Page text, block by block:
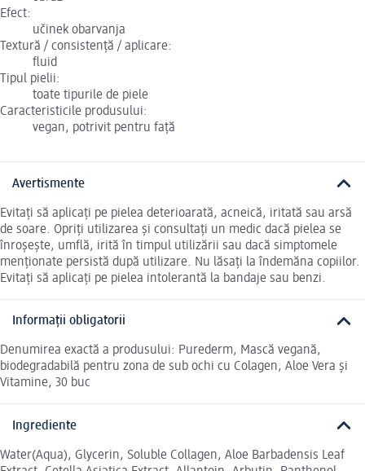
Efect:
učinek obarvanja
Textură / consistență / aplicare:
fluid
Tipul pielii:
toate tipurile de piele
Caracteristicile produsului:
vegan, potrivit pentru față
Avertismente
Evitați să aplicați pe pielea deterioarată, acneică, iritată sau arsă
de soare. Opriți utilizarea și consultați un medic dacă pielea se
înroșește, umflă, irită în timpul utilizării sau dacă simptomele
menționate persistă după utilizare. Nu lăsați la îndemăna copiilor.
Evitați să aplicați pe pielea intolerantă la bandaje sau benzi.
Informații obligatorii
Denumirea exactă a produsului: Purederm, Mască vegană,
biodegradabilă pentru zona de sub ochi cu Colagen, Aloe Vera și
Vitamine, 30 buc
Ingrediente
Water(Aqua), Glycerin, Soluble Collagen, Aloe Barbadensis Leaf